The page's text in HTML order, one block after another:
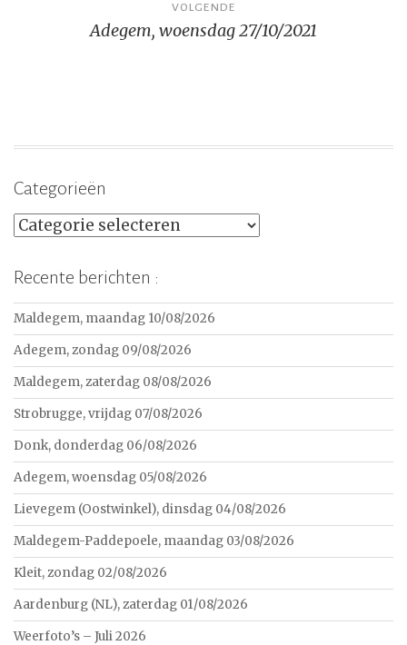
VOLGENDE
Adegem, woensdag 27/10/2021
Categorieën
Categorieën
Recente berichten :
Maldegem, maandag 10/08/2026
Adegem, zondag 09/08/2026
Maldegem, zaterdag 08/08/2026
Strobrugge, vrijdag 07/08/2026
Donk, donderdag 06/08/2026
Adegem, woensdag 05/08/2026
Lievegem (Oostwinkel), dinsdag 04/08/2026
Maldegem-Paddepoele, maandag 03/08/2026
Kleit, zondag 02/08/2026
Aardenburg (NL), zaterdag 01/08/2026
Weerfoto’s – Juli 2026